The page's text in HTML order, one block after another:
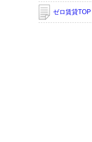
ゼロ賃貸TOP